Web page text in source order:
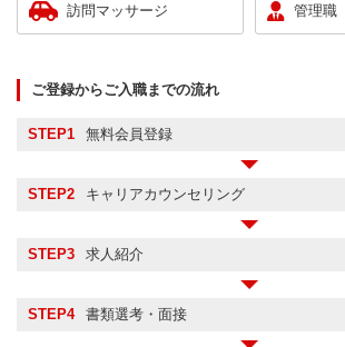
訪問マッサージ 管理職
ご登録からご入職までの流れ
STEP1 無料会員登録
STEP2 キャリアカウンセリング
STEP3 求人紹介
STEP4 書類選考・面接